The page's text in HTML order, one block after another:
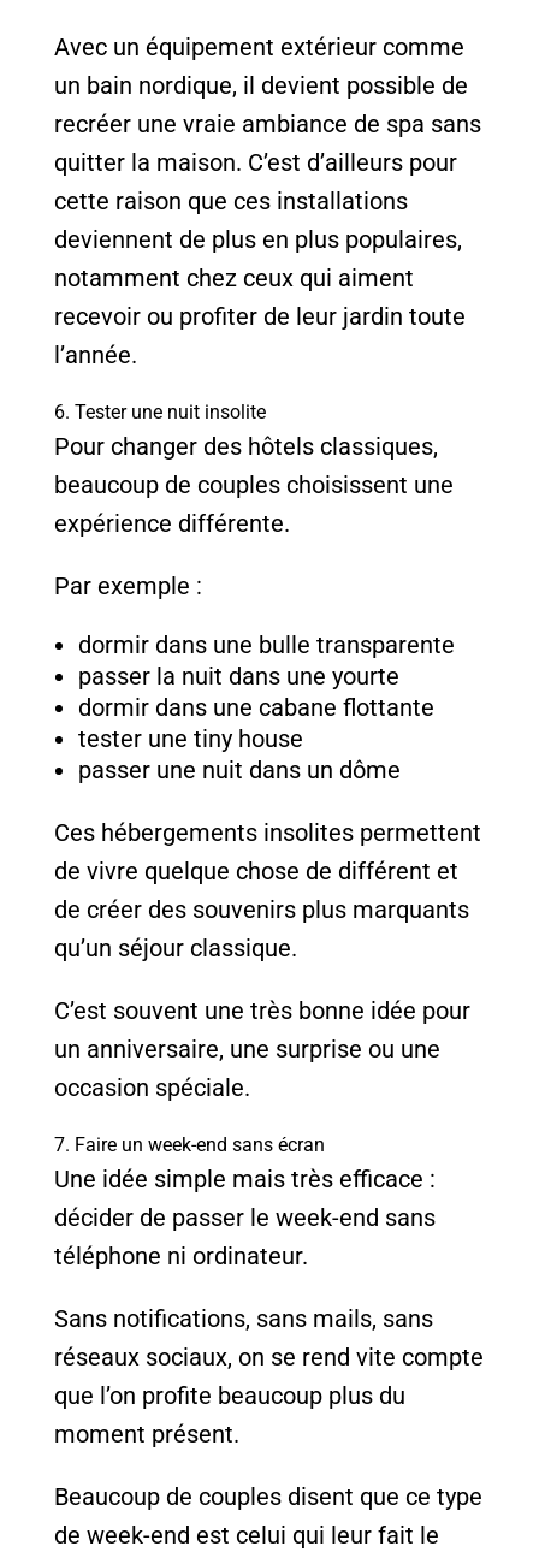
Avec un équipement extérieur comme
un bain nordique, il devient possible de
recréer une vraie ambiance de spa sans
quitter la maison. C’est d’ailleurs pour
cette raison que ces installations
deviennent de plus en plus populaires,
notamment chez ceux qui aiment
recevoir ou profiter de leur jardin toute
l’année.
6. Tester une nuit insolite
Pour changer des hôtels classiques,
beaucoup de couples choisissent une
expérience différente.
Par exemple :
dormir dans une bulle transparente
passer la nuit dans une yourte
dormir dans une cabane flottante
tester une tiny house
passer une nuit dans un dôme
Ces hébergements insolites permettent
de vivre quelque chose de différent et
de créer des souvenirs plus marquants
qu’un séjour classique.
C’est souvent une très bonne idée pour
un anniversaire, une surprise ou une
occasion spéciale.
7. Faire un week-end sans écran
Une idée simple mais très efficace :
décider de passer le week-end sans
téléphone ni ordinateur.
Sans notifications, sans mails, sans
réseaux sociaux, on se rend vite compte
que l’on profite beaucoup plus du
moment présent.
Beaucoup de couples disent que ce type
de week-end est celui qui leur fait le